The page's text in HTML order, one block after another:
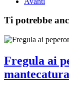
Ti potrebbe
Fregula ai